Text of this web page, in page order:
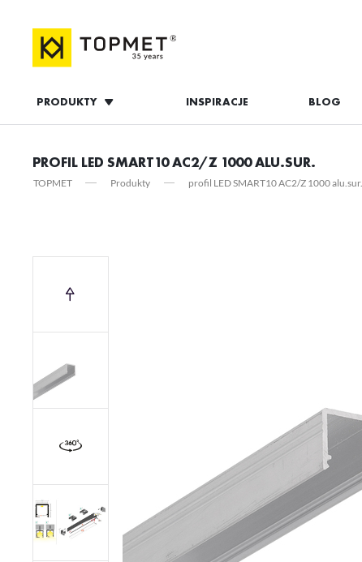
PRODUKTY INSPIRACJE BLOG
PROFIL LED SMART10 AC2/Z 1000 ALU.SUR.
TOPMET Produkty profil LED SMART10 AC2/Z 1000 alu.sur.